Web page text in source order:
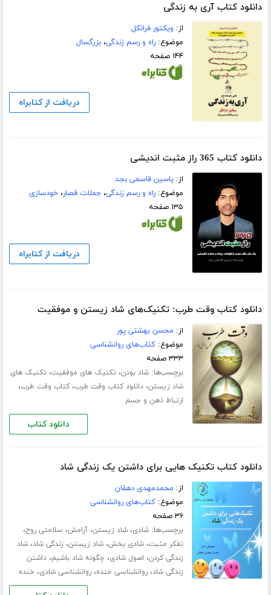
دانلود کتاب آری به زندگی
از: ویکتور فرانکل
موضوع:راه و رسم زندگی،بزرگسال
۱۴۴ صفحه
دریافت از کتابراه
دانلود کتاب 365 راز مثبت اندیشی
از:یاسین قاسمی بجد
موضوع:راه و رسم زندگی،جملات قصار،خودسازی
۱۳۵ صفحه
دریافت از کتابراه
دانلود کتاب وقت طرب: تکنیک‌های شاد زیستن و موفقیت
از: محسن بهشتی پور
موضوع:کتاب‌های روانشناسی
۳۳۳ صفحه
برچسب‌ها:شاد بودن، تکنیک های موفقیت، تکنیک های
شاد زیستن،دانلود کتاب وقت طرب،کتاب وقت طرب،
ارتباط ذهن و جسم
دانلود کتاب
دانلود کتاب تکنیک هایی برای داشتن یک زندگی شاد
از: محمدمهدی دهقان
موضوع:کتاب‌های روانشناسی
۳۶ صفحه
برچسب‌ها:شادی،شاد زیستن،آرامش، سلامتی روح،
تفکر مثبت،شادی بخش،شاد زیستن، زندگی شاد،شاد
زندگی کردن، اصول شادی، چگونه شاد باشیم،داشتن
زندگی شاد،روانشناسی خنده،روانشناسی شادی، خنده